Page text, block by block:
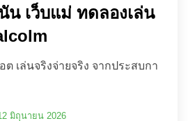
น เว็บแม่ ทดลองเล่น
เล่นจริงจ่ายจริง จากประสบกา
มิถุนายน 2026